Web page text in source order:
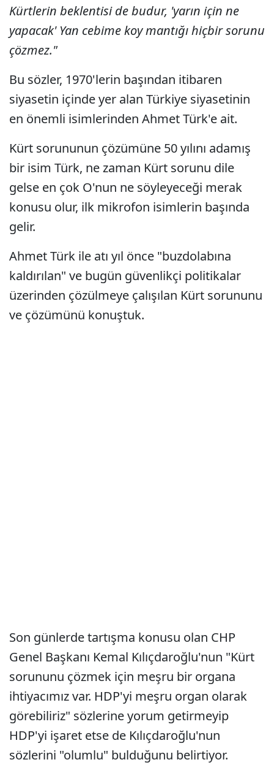
Kürtlerin beklentisi de budur, 'yarın için ne
yapacak' Yan cebime koy mantığı hiçbir sorunu
çözmez."
Bu sözler, 1970'lerin başından itibaren
siyasetin içinde yer alan Türkiye siyasetinin
en önemli isimlerinden Ahmet Türk'e ait.
Kürt sorununun çözümüne 50 yılını adamış
bir isim Türk, ne zaman Kürt sorunu dile
gelse en çok O'nun ne söyleyeceği merak
konusu olur, ilk mikrofon isimlerin başında
gelir.
Ahmet Türk ile atı yıl önce "buzdolabına
kaldırılan" ve bugün güvenlikçi politikalar
üzerinden çözülmeye çalışılan Kürt sorununu
ve çözümünü konuştuk.
Son günlerde tartışma konusu olan CHP
Genel Başkanı Kemal Kılıçdaroğlu'nun "Kürt
sorununu çözmek için meşru bir organa
ihtiyacımız var. HDP'yi meşru organ olarak
görebiliriz" sözlerine yorum getirmeyip
HDP'yi işaret etse de Kılıçdaroğlu'nun
sözlerini "olumlu" bulduğunu belirtiyor.